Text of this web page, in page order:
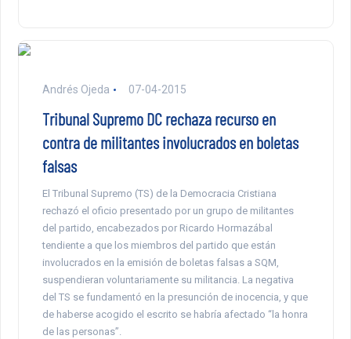
Andrés Ojeda 07-04-2015
Tribunal Supremo DC rechaza recurso en
contra de militantes involucrados en boletas
falsas
El Tribunal Supremo (TS) de la Democracia Cristiana
rechazó el oficio presentado por un grupo de militantes
del partido, encabezados por Ricardo Hormazábal
tendiente a que los miembros del partido que están
involucrados en la emisión de boletas falsas a SQM,
suspendieran voluntariamente su militancia. La negativa
del TS se fundamentó en la presunción de inocencia, y que
de haberse acogido el escrito se habría afectado “la honra
de las personas”.